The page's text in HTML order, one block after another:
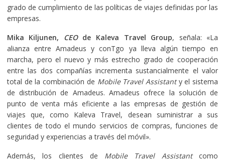
grado de cumplimiento de las políticas de viajes definidas por las
empresas.
Mika Kiljunen, CEOde Kaleva Travel Group, señala: «La
alianza entre Amadeus y conTgo ya lleva algún tiempo en
marcha, pero el nuevo y más estrecho grado de cooperación
entre las dos compañías incrementa sustancialmente el valor
total de la combinación de Mobile Travel Assistanty el sistema
de distribución de Amadeus. Amadeus ofrece la solución de
punto de venta más eficiente a las empresas de gestión de
viajes que, como Kaleva Travel, desean suministrar a sus
clientes de todo el mundo servicios de compras, funciones de
seguridad y experiencias a través del móvil».
Además, los clientes de Mobile Travel Assistantcomo